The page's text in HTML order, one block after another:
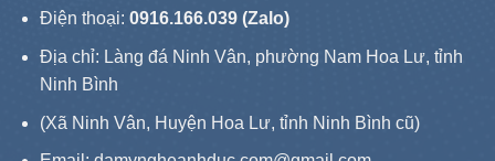
Điện thoại: 0916.166.039 (Zalo)
Địa chỉ: Làng đá Ninh Vân, phường Nam Hoa Lư, tỉnh
Ninh Bình
(Xã Ninh Vân, Huyện Hoa Lư, tỉnh Ninh Bình cũ)